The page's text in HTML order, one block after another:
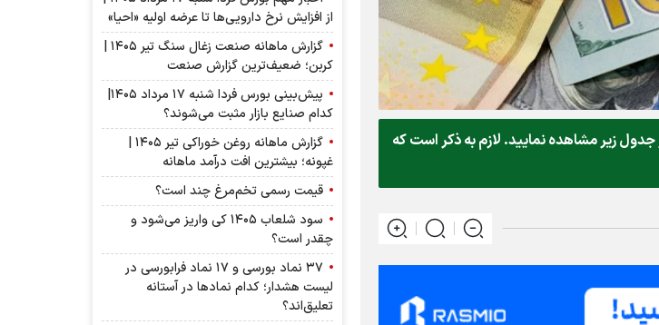
امروز پنجشنبه ۱۱ تیر ۱۴۰۵ را می‌توانید در جدول زیر مشاهده نمایید. لازم به ذکر است که
از افزایش نرخ دارویی‌ها تا عرضه اولیه «احیا»
گزارش ماهانه صنعت زغال سنگ تیر ۱۴۰۵ |
کربن؛ ضعیف‌ترین گزارش صنعت
پیش‌بینی بورس فردا شنبه ۱۷ مرداد ۱۴۰۵|
کدام صنایع بازار مثبت می‌شوند؟
گزارش ماهانه روغن خوراکی تیر ۱۴۰۵ |
غپونه؛ بیشترین افت درآمد ماهانه
قیمت رسمی تخم‌مرغ چند است؟
سود شلعاب ۱۴۰۵ کی واریز می‌شود و
چقدر است؟
۳۷ نماد بورسی و ۱۷ نماد فرابورسی در
لیست هشدار؛ کدام نماد‌ها در آستانه
تعلیق‌اند؟